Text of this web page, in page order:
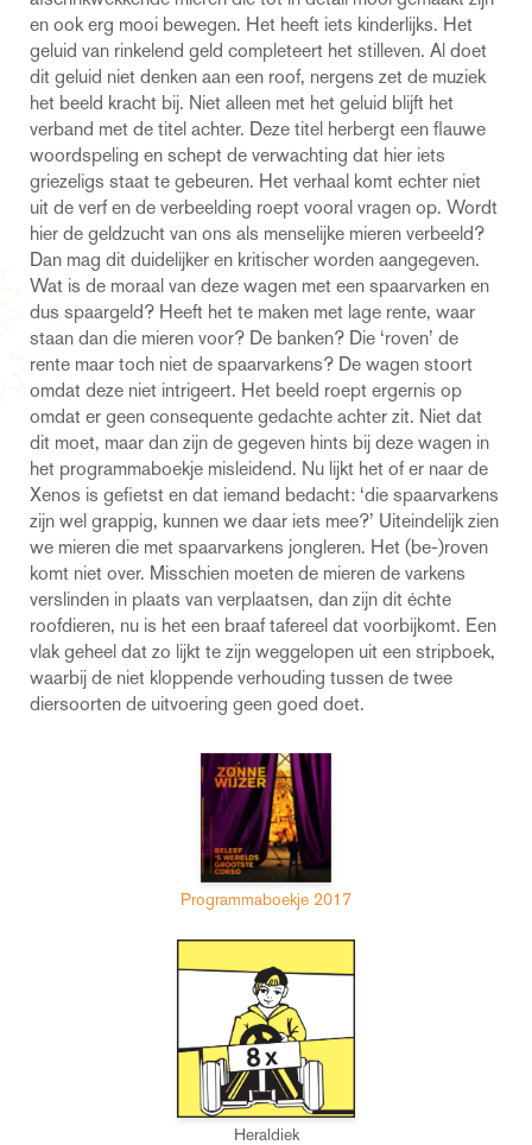
en ook erg mooi bewegen. Het heeft iets kinderlijks. Het
geluid van rinkelend geld completeert het stilleven. Al doet
dit geluid niet denken aan een roof, nergens zet de muziek
het beeld kracht bij. Niet alleen met het geluid blijft het
verband met de titel achter. Deze titel herbergt een flauwe
woordspeling en schept de verwachting dat hier iets
griezeligs staat te gebeuren. Het verhaal komt echter niet
uit de verf en de verbeelding roept vooral vragen op. Wordt
hier de geldzucht van ons als menselijke mieren verbeeld?
Dan mag dit duidelijker en kritischer worden aangegeven.
Wat is de moraal van deze wagen met een spaarvarken en
dus spaargeld? Heeft het te maken met lage rente, waar
staan dan die mieren voor? De banken? Die ‘roven’ de
rente maar toch niet de spaarvarkens? De wagen stoort
omdat deze niet intrigeert. Het beeld roept ergernis op
omdat er geen consequente gedachte achter zit. Niet dat
dit moet, maar dan zijn de gegeven hints bij deze wagen in
het programmaboekje misleidend. Nu lijkt het of er naar de
Xenos is gefietst en dat iemand bedacht: ‘die spaarvarkens
zijn wel grappig, kunnen we daar iets mee?’ Uiteindelijk zien
we mieren die met spaarvarkens jongleren. Het (be-)roven
komt niet over. Misschien moeten de mieren de varkens
verslinden in plaats van verplaatsen, dan zijn dit échte
roofdieren, nu is het een braaf tafereel dat voorbijkomt. Een
vlak geheel dat zo lijkt te zijn weggelopen uit een stripboek,
waarbij de niet kloppende verhouding tussen de twee
diersoorten de uitvoering geen goed doet.
Programmaboekje 2017
Heraldiek